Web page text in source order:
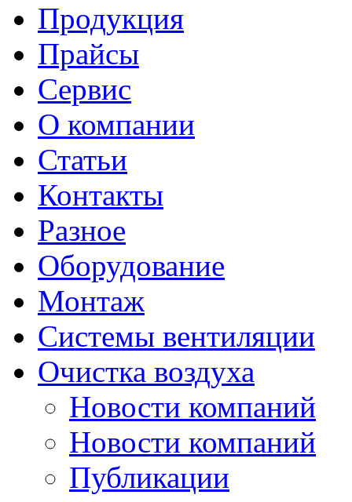
Продукция
Прайсы
Сервис
О компании
Статьи
Контакты
Разное
Оборудование
Монтаж
Системы вентиляции
Очистка воздуха
Новости компаний
Новости компаний
Публикации